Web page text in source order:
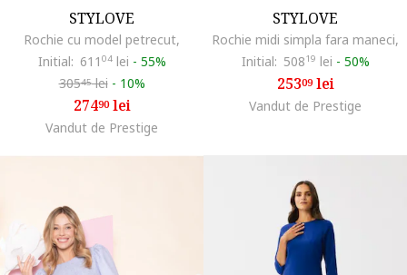
STYLOVE
Rochie cu model petrecut,
Initial: 611 04lei - 55%
30545lei - 10%
27490lei
Vandut de Prestige
STYLOVE
Rochie midi simpla fara maneci,
Initial: 50819 lei - 50%
25309lei
Vandut de Prestige